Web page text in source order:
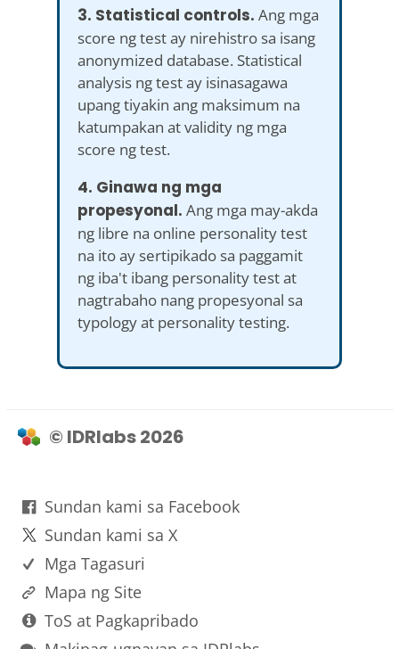
3. Statistical controls. Ang mga
score ng test ay nirehistro sa isang
anonymized database. Statistical
analysis ng test ay isinasagawa
upang tiyakin ang maksimum na
katumpakan at validity ng mga
score ng test.
4. Ginawa ng mga
propesyonal. Ang mga may-akda
ng libre na online personality test
na ito ay sertipikado sa paggamit
ng iba't ibang personality test at
nagtrabaho nang propesyonal sa
typology at personality testing.
© IDRlabs 2026
Sundan kami sa Facebook
Sundan kami sa X
Mga Tagasuri
Mapa ng Site
ToS at Pagkapribado